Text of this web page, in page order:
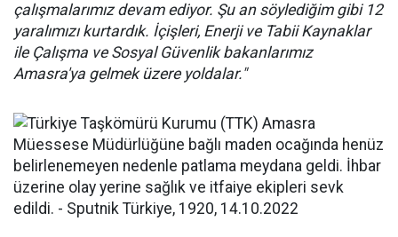
çalışmalarımız devam ediyor. Şu an söylediğim gibi 12
yaralımızı kurtardık. İçişleri, Enerji ve Tabii Kaynaklar
ile Çalışma ve Sosyal Güvenlik bakanlarımız
Amasra'ya gelmek üzere yoldalar."